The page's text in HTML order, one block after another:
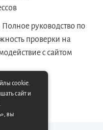
Полное руководство по
проверки на
с сайтом
cookie.
сайт и
вы